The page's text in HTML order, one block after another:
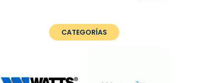
CATEGORÍAS